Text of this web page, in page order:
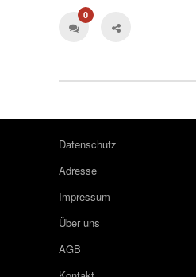
0
Datenschutz
Adresse
Impressum
Über uns
AGB